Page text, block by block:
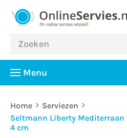
Menu
Home
Serviezen
Seltmann Liberty Mediterraan
4 cm